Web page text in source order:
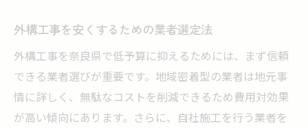
外構工事を安くするための業者選定法
外構工事を奈良県で低予算に抑えるためには、まず信頼
できる業者選びが重要です。地域密着型の業者は地元事
情に詳しく、無駄なコストを削減できるため費用対効果
が高い傾向にあります。さらに、自社施工を行う業者を